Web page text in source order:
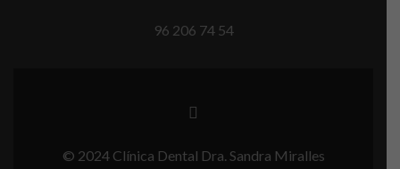
96 206 74 54
Enlace
© 2024 Clínica Dental Dra. Sandra Miralles